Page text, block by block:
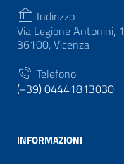
Indirizzo
Via Legione Antonini,
36100, Vicenza
Telefono
(+39) 04441813030
INFORMAZIONI